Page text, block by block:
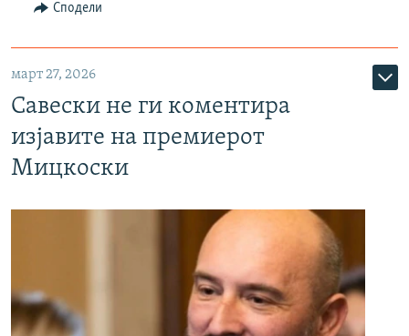
Сподели
март 27, 2026
Савески не ги коментира
изјавите на премиерот
Мицкоски